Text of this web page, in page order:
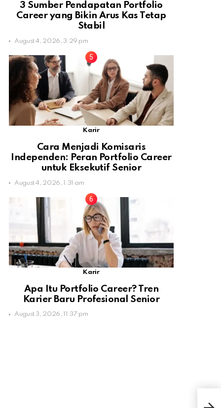
3 Sumber Pendapatan Portfolio
Career yang Bikin Arus Kas Tetap
Stabil
August 4, 2026, 3:29 pm
Karir
Cara Menjadi Komisaris
Independen: Peran Portfolio Career
untuk Eksekutif Senior
August 4, 2026, 1:31 am
Karir
Apa Itu Portfolio Career? Tren
Karier Baru Profesional Senior
August 3, 2026, 11:37 pm